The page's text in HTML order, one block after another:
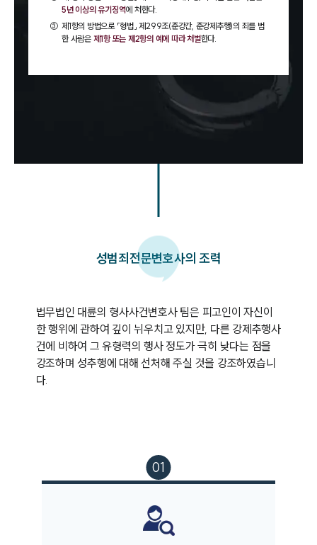
5년 이상의 유기징역에 처한다.
③ 제1항의 방법으로 「형법」 제299조(준강간, 준강제추행)의 죄를 범
한 사람은 제1항 또는 제2항의 예에 따라 처벌한다.
성범죄전문변호사의 조력
법무법인 대륜의 형사사건변호사 팀은 피고인이 자신이
한 행위에 관하여 깊이 뉘우치고 있지만, 다른 강제추행사
건에 비하여 그 유형력의 행사 정도가 극히 낮다는 점을
강조하며 성추행에 대해 선처해 주실 것을 강조하였습니
다.